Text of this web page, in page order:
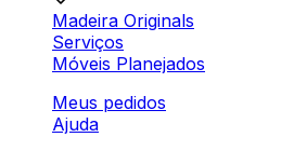
Madeira Originals
Serviços
Móveis Planejados
Meus pedidos
Ajuda